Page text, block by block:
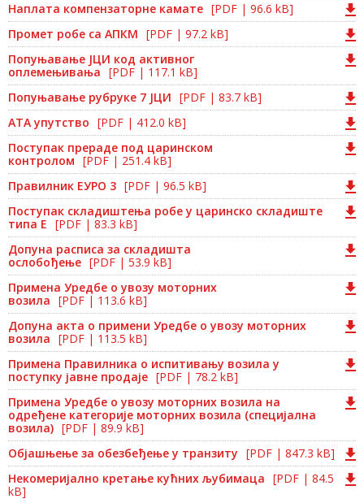
Наплата компензаторне камате [PDF | 96.6 kB]
Промет робе са АПКМ [PDF | 97.2 kB]
Попуњавање ЈЦИ код активног
оплемењивања [PDF | 117.1 kB]
Попуњавање рубруке 7 ЈЦИ [PDF | 83.7 kB]
АТА упутство [PDF | 412.0 kB]
Поступак прераде под царинском
контролом [PDF | 251.4 kB]
Правилник ЕУРО 3 [PDF | 96.5 kB]
Поступак складиштења робе у царинско складиште
типа Е [PDF | 83.3 kB]
Допуна расписа за складишта
ослобођење [PDF | 53.9 kB]
Примена Уредбе о увозу моторних
возила [PDF | 113.6 kB]
Допуна акта о примени Уредбе о увозу моторних
возила [PDF | 113.5 kB]
Примена Правилника о испитивању возила у
поступку јавне продаје [PDF | 78.2 kB]
Примена Уредбе о увозу моторних возила на
одређене категорије моторних возила (специјална
возила) [PDF | 89.9 kB]
Објашњење за обезбеђење у транзиту [PDF | 847.3 kB]
Некомеријално кретање кућних љубимаца [PDF | 84.5
kB]